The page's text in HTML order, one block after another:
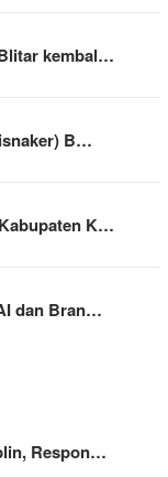
kembal…
B…
K…
dan Bran…
Respon…